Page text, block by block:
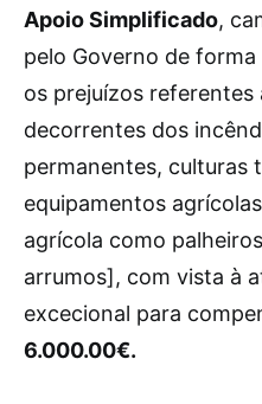
Apoio Simplificado,
pelo Governo de
os prejuízos referentes
decorrentes dos
permanentes, culturas
equipamentos
agrícola como
arrumos], com vista à
excecional para
6.000.00€.